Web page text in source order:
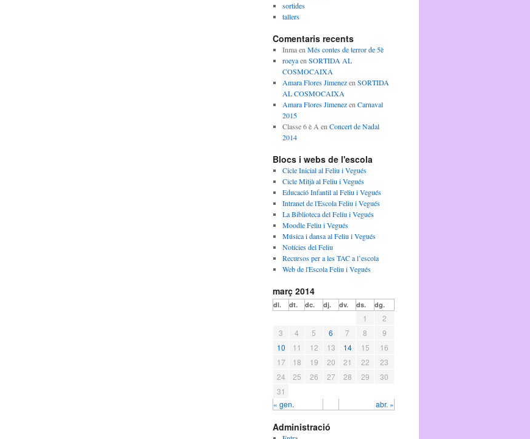
sortides
tallers
Comentaris recents
Inmaen Més contes de terror de 5è
roeyaen SORTIDA AL
COSMOCAIXA
Amara Flores Jimenezen SORTIDA
AL COSMOCAIXA
Amara Flores Jimenezen Carnaval
2015
Classe 6 è A en Concert de Nadal
2014
Blocs i webs de l'escola
Cicle Inicial al Feliu i Vegués
Cicle Mitjà al Feliu i Vegués
Educació Infantil al Feliu i Vegués
Intranet de l'Escola Feliu i Vegués
La Biblioteca del Feliu i Vegués
Moodle Feliu i Vegués
Música i dansa al Feliu i Vegués
Notícies del Feliu
Recursos per a les TAC a l’escola
Web de l'Escola Feliu i Vegués
març 2014
dl. dt. dc. dj. dv. ds. dg.
« gen. abr. »
1
2
3
4 5 6 7 8
9
10
11 12 13 14 15
16
17
18 19 20 21 22
23
24
25 26 27 28 29
30
31
Administració